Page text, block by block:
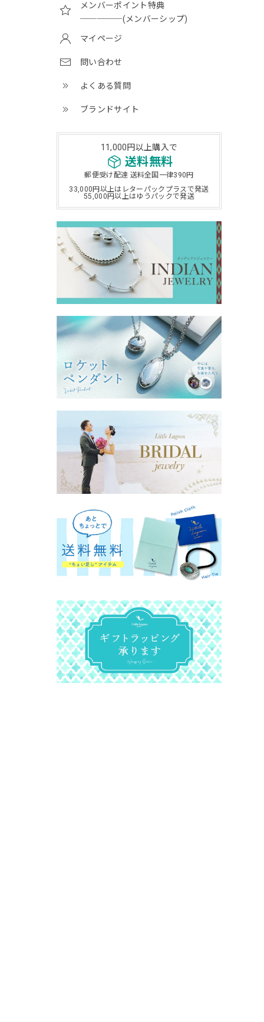
メンバーポイント特典
─────(メンバーシップ)
マイページ
問い合わせ
よくある質問
ブランドサイト
11,000円以上購入で
送料無料
郵便受け配達 送料全国一律390円
33,000円以上はレターパックプラスで発送
55,000円以上はゆうパックで発送